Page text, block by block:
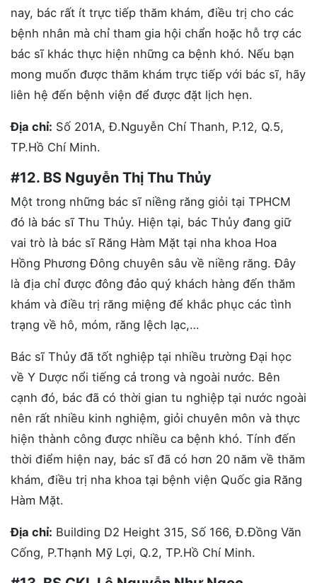
nay, bác rất ít trực tiếp thăm khám, điều trị cho các
bệnh nhân mà chỉ tham gia hội chẩn hoặc hỗ trợ các
bác sĩ khác thực hiện những ca bệnh khó. Nếu bạn
mong muốn được thăm khám trực tiếp với bác sĩ, hãy
liên hệ đến bệnh viện để được đặt lịch hẹn.
Địa chỉ: Số 201A, Đ.Nguyễn Chí Thanh, P.12, Q.5,
TP.Hồ Chí Minh.
#12. BS Nguyễn Thị Thu Thủy
Một trong những bác sĩ niềng răng giỏi tại TPHCM
đó là bác sĩ Thu Thủy. Hiện tại, bác Thủy đang giữ
vai trò là bác sĩ Răng Hàm Mặt tại nha khoa Hoa
Hồng Phương Đông chuyên sâu về niềng răng. Đây
là địa chỉ được đông đảo quý khách hàng đến thăm
khám và điều trị răng miệng để khắc phục các tình
trạng về hô, móm, răng lệch lạc,…
Bác sĩ Thủy đã tốt nghiệp tại nhiều trường Đại học
về Y Dược nổi tiếng cả trong và ngoài nước. Bên
cạnh đó, bác đã có thời gian tu nghiệp tại nước ngoài
nên rất nhiều kinh nghiệm, giỏi chuyên môn và thực
hiện thành công được nhiều ca bệnh khó. Tính đến
thời điểm hiện nay, bác sĩ đã có hơn 20 năm về thăm
khám, điều trị nha khoa tại bệnh viện Quốc gia Răng
Hàm Mặt.
Địa chỉ: Building D2 Height 315, Số 166, Đ.Đồng Văn
Cống, P.Thạnh Mỹ Lợi, Q.2, TP.Hồ Chí Minh.